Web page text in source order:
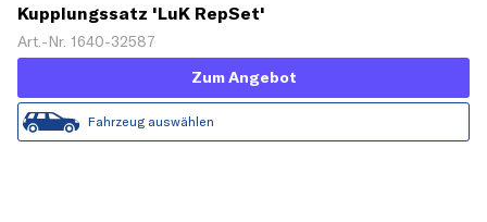
Kupplungssatz 'LuK RepSet'
Art.-Nr. 1640-32587
Zum Angebot
Fahrzeug auswählen